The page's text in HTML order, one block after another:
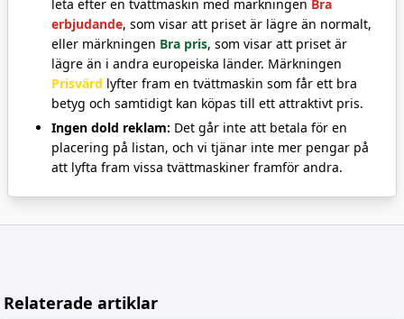
leta efter en tvättmaskin med märkningen Bra
erbjudande, som visar att priset är lägre än normalt,
eller märkningen Bra pris, som visar att priset är
lägre än i andra europeiska länder. Märkningen
Prisvärd lyfter fram en tvättmaskin som får ett bra
betyg och samtidigt kan köpas till ett attraktivt pris.
Ingen dold reklam: Det går inte att betala för en
placering på listan, och vi tjänar inte mer pengar på
att lyfta fram vissa tvättmaskiner framför andra.
Relaterade artiklar